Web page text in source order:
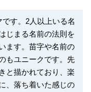
す。2人以上いる名
じまる名前の法則を
ます。苗字や名前の
もユニークです。先
と描かれており、楽
、落ち着いた感じの